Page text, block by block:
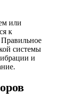
или
к
Правильное
системы
и